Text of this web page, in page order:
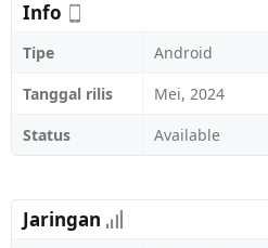
Info
Tipe
Android
Tanggal rilis
Mei, 2024
Status
Available
Jaringan